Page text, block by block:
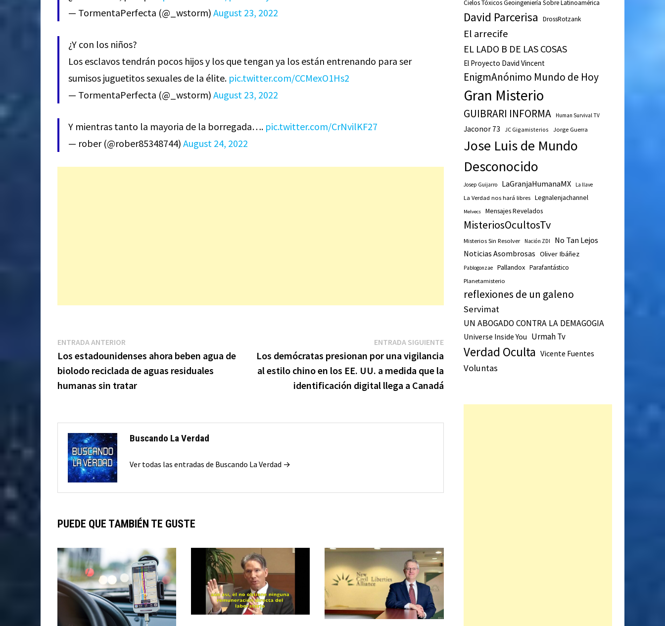
— TormentaPerfecta (@_wstorm) August 23, 2022
¿Y con los niños?
Los esclavos tendrán pocos hijos y los que tengan ya los están entrenando para ser
sumisos juguetitos sexuales de la élite. pic.twitter.com/CCMexO1Hs2
— TormentaPerfecta (@_wstorm) August 23, 2022
Y mientras tanto la mayoria de la borregada…. pic.twitter.com/CrNvilKF27
— rober (@rober85348744) August 24, 2022
Navegación
de
entradas
ENTRADA ANTERIOREntrada
anterior:
Los estadounidenses ahora beben agua de
biolodo reciclada de aguas residuales
humanas sin tratar
ENTRADA SIGUIENTEEntrada
siguiente:
Los demócratas presionan por una vigilancia
al estilo chino en los EE. UU. a medida que la
identificación digital llega a Canadá
Buscando La Verdad
Ver todas las entradas de Buscando La Verdad →
PUEDE QUE TAMBIÉN TE GUSTE
Cielos Tóxicos Geoingeniería Sobre Latinoamérica
David Parcerisa DrossRotzank
El arrecife
EL LADO B DE LAS COSAS
El Proyecto David Vincent
EnigmAnónimo Mundo de Hoy
Gran Misterio
GUIBRARI INFORMA Human Survival TV
Jaconor 73 JC Gigamisterios Jorge Guerra
Jose Luis de Mundo
Desconocido
Josep Guijarro LaGranjaHumanaMX La llave
La Verdad nos hará libres Legnalenjachannel
Melvecs Mensajes Revelados
MisteriosOcultosTv
Misterios Sin Resolver Nación ZDI No Tan Lejos
Noticias Asombrosas Oliver Ibáñez
Pablogonzae Pallandox Parafantástico
Planetamisterio
reflexiones de un galeno
Servimat
UN ABOGADO CONTRA LA DEMAGOGIA
Universe Inside You Urmah Tv
Verdad Oculta Vicente Fuentes
Voluntas